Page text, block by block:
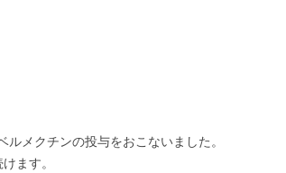
メクチンの投与をおこないました。
ます。